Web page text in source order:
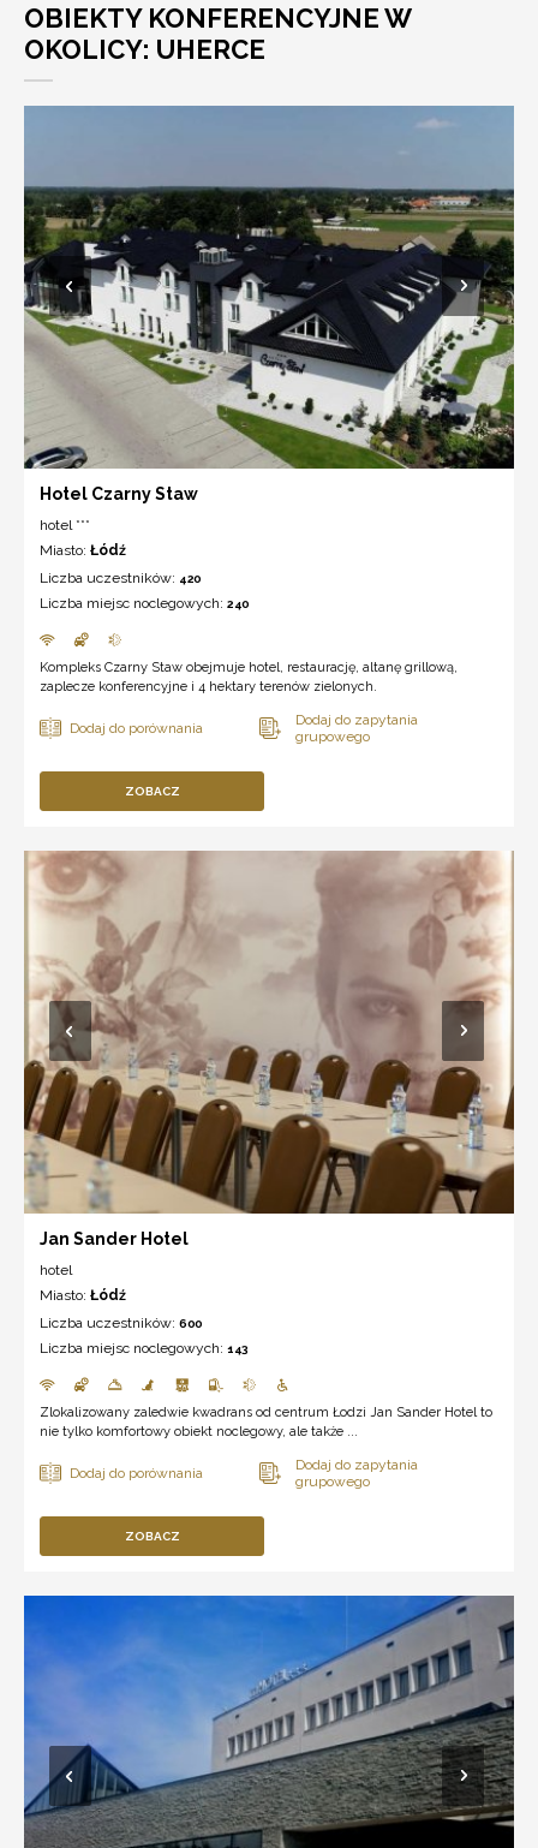
OBIEKTY KONFERENCYJNE W
OKOLICY: UHERCE
Hotel Czarny Staw
hotel ***
Miasto: Łódź
Liczba uczestników: 420
Liczba miejsc noclegowych: 240
Kompleks Czarny Staw obejmuje hotel, restaurację, altanę grillową,
zaplecze konferencyjne i 4 hektary terenów zielonych.
ZOBACZ
Jan Sander Hotel
hotel
Miasto: Łódź
Liczba uczestników: 600
Liczba miejsc noclegowych: 143
Zlokalizowany zaledwie kwadrans od centrum Łodzi Jan Sander Hotel to
nie tylko komfortowy obiekt noclegowy, ale także ...
ZOBACZ